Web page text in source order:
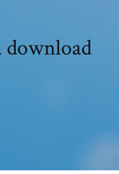
download